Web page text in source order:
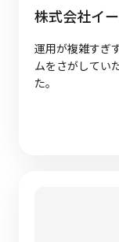
株式会社イ
運用が複雑すぎ
ムをさがしてい
た。